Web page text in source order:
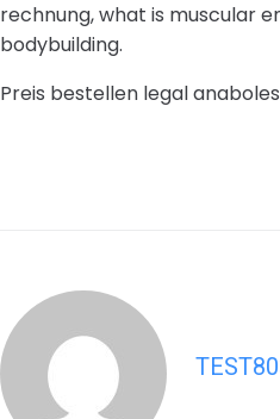
rechnung, what is muscular
bodybuilding.
Preis bestellen legal